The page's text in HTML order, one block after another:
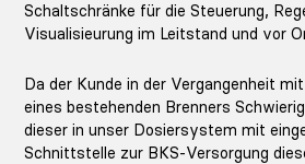
Schaltschränke für die Steuerung,
Visualisieurung im Leitstand und vor
Da der Kunde in der Vergangenheit
eines bestehenden Brenners
dieser in unser Dosiersystem mit
Schnittstelle zur BKS-Versorgung